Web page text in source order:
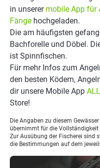
in unserer mobile App für
Fänge hochgeladen.
Die am häufigsten
Bachforelle und Döbel.
ist Spinnfischen.
Für mehr Infos zum
den besten Ködern,
dir unsere Mobile App
Store!
Die Angaben zu diesem
übernimmt für die Vollständigkeit
Zur Ausübung der Fischerei sind
die Bestimmungen auf dem